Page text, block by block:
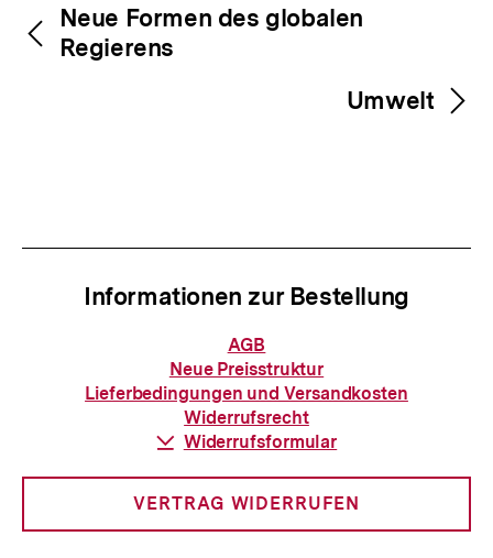
Inhaltsnavigation
Inhaltsnavigation
Neue Formen des globalen
Regierens
Umwelt
Informationen zur Bestellung
Informationen
zur
Bestellung
AGB
Neue Preisstruktur
Lieferbedingungen und Versandkosten
Widerrufsrecht
Download-
Widerrufsformular
VERTRAG WIDERRUFEN